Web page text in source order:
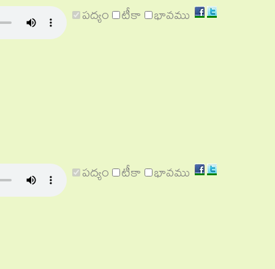
పద్యం టీకా భావము Share
on Share
on
పద్యం టీకా భావము Share
on Share
on